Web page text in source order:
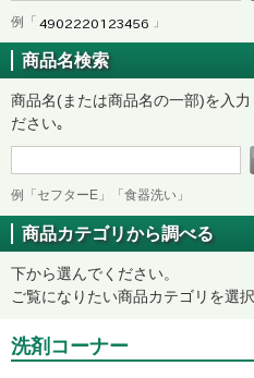
例「 」
商品名検索
商品名(または商品名の一部)を入
ださい｡
例「セフターE」「食器洗い」
商品カテゴリから調べる
下から選んでください。
ご覧になりたい商品カテゴリを選
洗剤コーナー